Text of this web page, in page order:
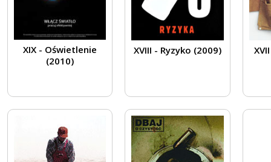
XIX - Oświetlenie
(2010)
XVIII - Ryzyko (2009)